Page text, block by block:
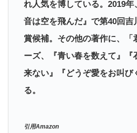
れ人気を博している。2019
音は空を飛んだ』で第40回吉
賞候補。その他の著作に、「
ーズ、『青い春を数えて』『
来ない』『どうぞ愛をお叫び
る。
引用Amazon